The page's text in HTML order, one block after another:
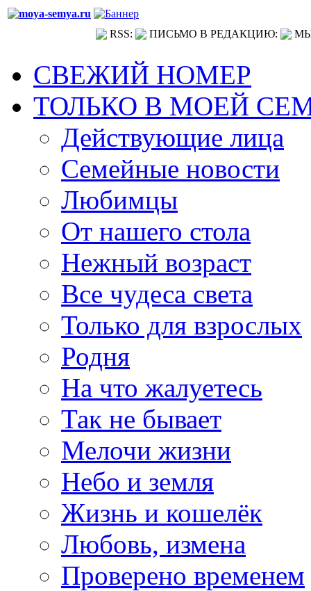
RSS: ПИСЬМО В РЕДАКЦИЮ:
СВЕЖИЙ НОМЕР
ТОЛЬКО В МОЕЙ
Действующие лица
Семейные новости
Любимцы
От нашего стола
Нежный возраст
Все чудеса света
Только для взрослых
Родня
На что жалуетесь
Так не бывает
Мелочи жизни
Небо и земля
Жизнь и кошелёк
Любовь, измена
Проверено временем